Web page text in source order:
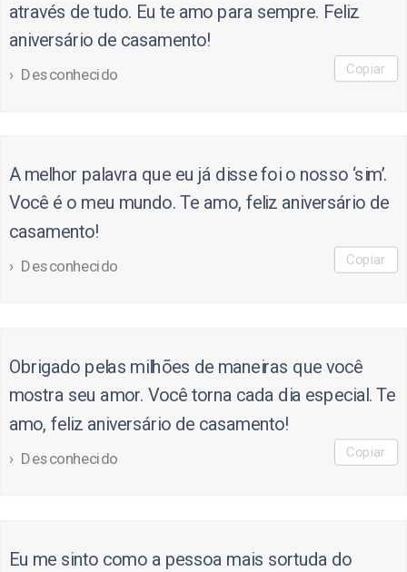
através de tudo. Eu te amo para sempre. Feliz
aniversário de casamento!
Desconhecido Copiar
A melhor palavra que eu já disse foi o nosso ‘sim’.
Você é o meu mundo. Te amo, feliz aniversário de
casamento!
Desconhecido Copiar
Obrigado pelas milhões de maneiras que você
mostra seu amor. Você torna cada dia especial. Te
amo, feliz aniversário de casamento!
Desconhecido Copiar
Eu me sinto como a pessoa mais sortuda do